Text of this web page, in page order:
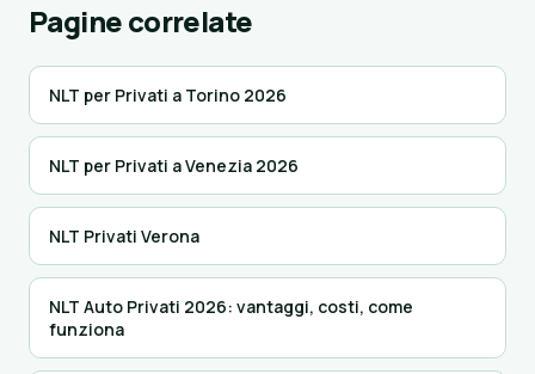
Pagine correlate
NLT per Privati a Torino 2026
NLT per Privati a Venezia 2026
NLT Privati Verona
NLT Auto Privati 2026: vantaggi, costi, come
funziona